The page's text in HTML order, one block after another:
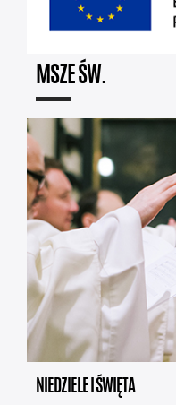
MSZE ŚW.
NIEDZIELE I ŚWIĘTA